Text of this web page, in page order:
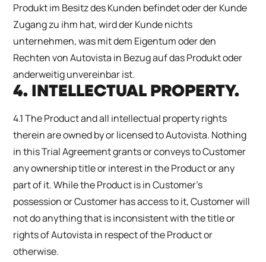
Produkt im Besitz des Kunden befindet oder der Kunde
Zugang zu ihm hat, wird der Kunde nichts
unternehmen, was mit dem Eigentum oder den
Rechten von Autovista in Bezug auf das Produkt oder
anderweitig unvereinbar ist.
4. INTELLECTUAL PROPERTY.
4.1 The Product and all intellectual property rights
therein are owned by or licensed to Autovista. Nothing
in this Trial Agreement grants or conveys to Customer
any ownership title or interest in the Product or any
part of it. While the Product is in Customer’s
possession or Customer has access to it, Customer will
not do anything that is inconsistent with the title or
rights of Autovista in respect of the Product or
otherwise.